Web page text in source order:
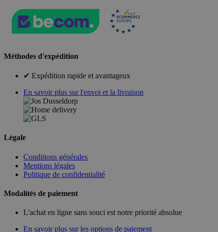
Méthodes d'expédition
✔ Expédition rapide et avantageux
En savoir plus sur l'envoi et la livraison
Légale
Conditions générales
Mentions légales
Politique de confidentialité
Modalités de paiement
L'achat en ligne sans souci est notre priorité absolue
En savoir plus sur les options de paiement